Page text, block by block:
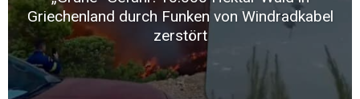
Griechenland durch Funken von Windradkabel
zerstört